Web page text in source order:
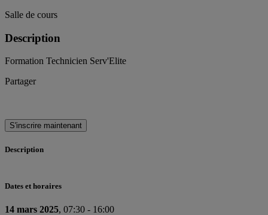
Salle de cours
Description
Formation Technicien Serv'Elite
Partager
S'inscrire maintenant
Description
Dates et horaires
14 mars 2025, 07:30 - 16:00